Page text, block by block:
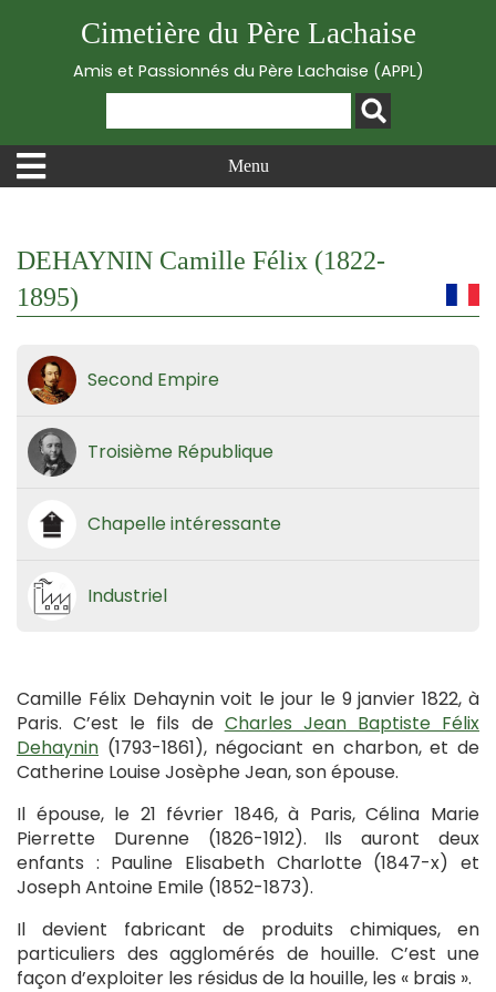
Cimetière du Père Lachaise
Amis et Passionnés du Père Lachaise (APPL)
Menu
DEHAYNIN Camille Félix (1822-
1895)
Second Empire
Troisième République
Chapelle intéressante
Industriel
Camille Félix Dehaynin voit le jour le 9 janvier 1822, à
Paris. C’est le fils de Charles Jean Baptiste Félix
Dehaynin (1793-1861), négociant en charbon, et de
Catherine Louise Josèphe Jean, son épouse.
Il épouse, le 21 février 1846, à Paris, Célina Marie
Pierrette Durenne (1826-1912). Ils auront deux
enfants : Pauline Elisabeth Charlotte (1847-x) et
Joseph Antoine Emile (1852-1873).
Il devient fabricant de produits chimiques, en
particuliers des agglomérés de houille. C’est une
façon d’exploiter les résidus de la houille, les « brais ».